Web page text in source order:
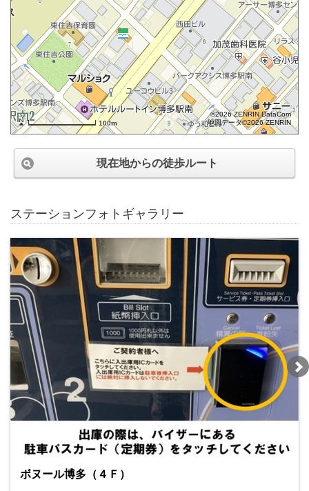
100m
©2026 ZENRIN DataCom
地図データ©2026 ZENRIN
現在地からの徒歩ルート
ステーションフォトギャラリー
ボヌール博多（４Ｆ）